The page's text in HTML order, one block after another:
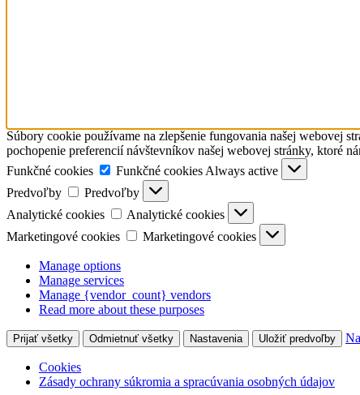
Súbory cookie používame na zlepšenie fungovania našej webovej
pochopenie preferencií návštevníkov našej webovej stránky, ktoré
Funkčné cookies
Funkčné cookies Always active
Predvoľby
Predvoľby
Analytické cookies
Analytické cookies
Marketingové cookies
Marketingové cookies
Manage options
Manage services
Manage {vendor_count} vendors
Read more about these purposes
Prijať všetky Odmietnuť všetky Nastavenia Uložiť predvoľby
Cookies
Zásady ochrany súkromia a spracúvania osobných údajov